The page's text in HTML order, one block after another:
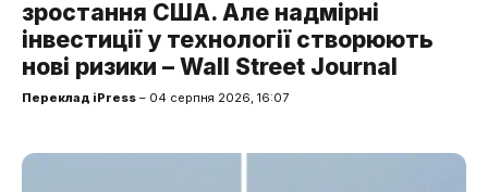
зростання США. Але надмірні
інвестиції у технології створюють
нові ризики – Wall Street Journal
Переклад iPress – 04 серпня 2026, 16:07